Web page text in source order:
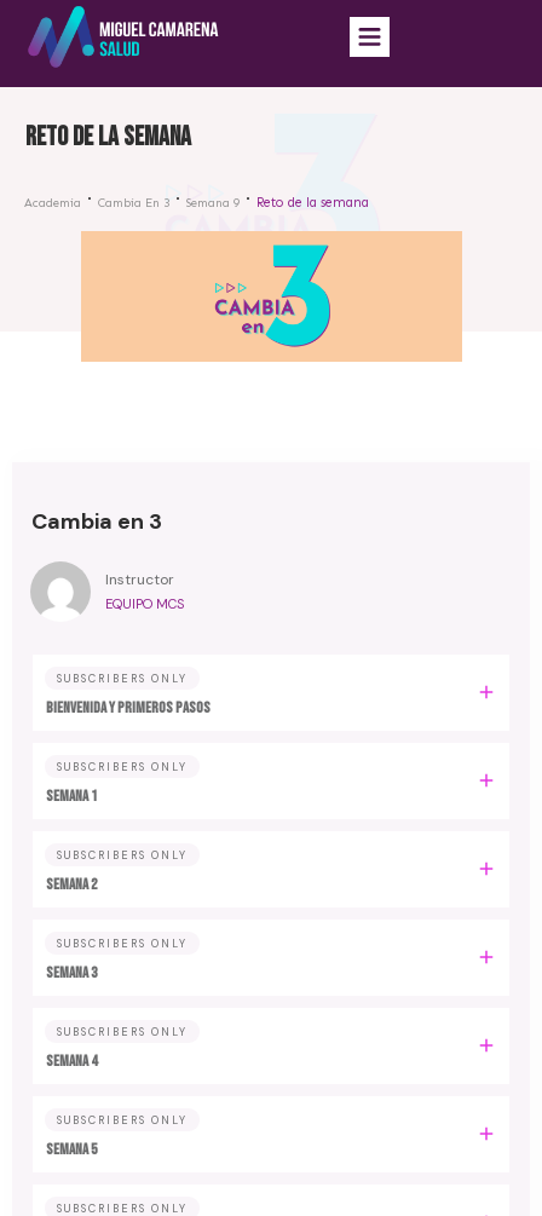
Reto de la semana
Academia Cambia En 3 Semana 9 Reto de la semana
Cambia en 3
Instructor
EQUIPO MCS
SUBSCRIBERS ONLY
Bienvenida y primeros pasos
SUBSCRIBERS ONLY
Semana 1
SUBSCRIBERS ONLY
Semana 2
SUBSCRIBERS ONLY
Semana 3
SUBSCRIBERS ONLY
Semana 4
SUBSCRIBERS ONLY
Semana 5
SUBSCRIBERS ONLY